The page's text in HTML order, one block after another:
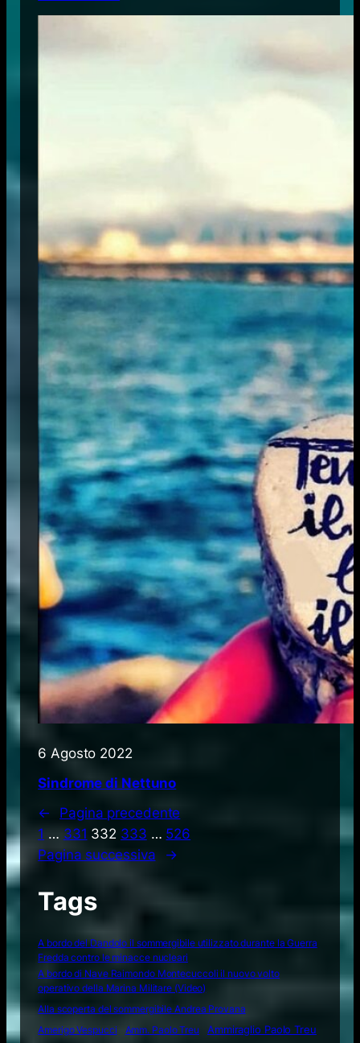
6 Agosto 2022
Sindrome di Nettuno
←
Pagina precedente
1 … 331 332 333 … 526
Pagina successiva
→
Tags
A bordo del Dandolo il sommergibile utilizzato durante la Guerra
Fredda contro le minacce nucleari
A bordo di Nave Raimondo Montecuccoli il nuovo volto
operativo della Marina Militare (Video)
Alla scoperta del sommergibile Andrea Provana
Amerigo Vespucci
Amm. Paolo Treu
Ammiraglio Paolo Treu